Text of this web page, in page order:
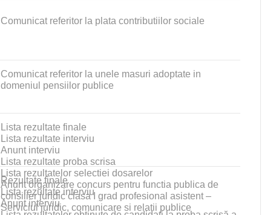
Comunicat referitor la plata contributiilor sociale
Comunicat referitor la unele masuri adoptate in
domeniul pensiilor publice
Lista rezultate finale
Lista rezultate interviu
Anunt interviu
Lista rezultate proba scrisa
Lista rezultatelor selectiei dosarelor
Anunt organizare concurs pentru functia publica de
consilier juridic clasa I grad profesional asistent –
Serviciul juridic, comunicare si relatii publice
Rezultate finale
Lista rezultate interviu
Anunt interviu